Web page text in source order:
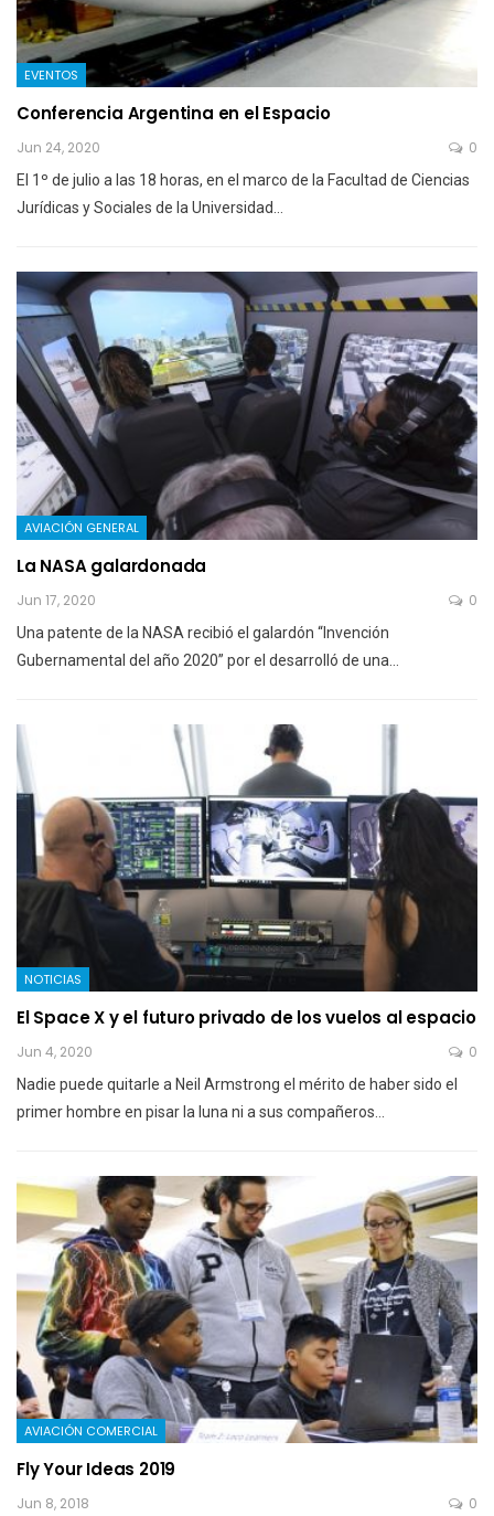
EVENTOS
Conferencia Argentina en el Espacio
Jun 24, 2020 0
El 1º de julio a las 18 horas, en el marco de la Facultad de Ciencias
Jurídicas y Sociales de la Universidad…
AVIACIÓN GENERAL
La NASA galardonada
Jun 17, 2020 0
Una patente de la NASA recibió el galardón “Invención
Gubernamental del año 2020” por el desarrolló de una…
NOTICIAS
El Space X y el futuro privado de los vuelos al espacio
Jun 4, 2020 0
Nadie puede quitarle a Neil Armstrong el mérito de haber sido el
primer hombre en pisar la luna ni a sus compañeros…
AVIACIÓN COMERCIAL
Fly Your Ideas 2019
Jun 8, 2018 0